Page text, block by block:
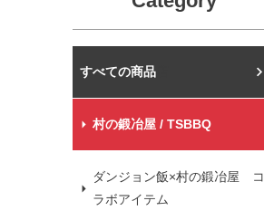
村の鍛冶屋本店
村の鍛冶屋 / TSBBQ
ダンジョン飯×村の鍛冶屋 コ
ラボアイテム